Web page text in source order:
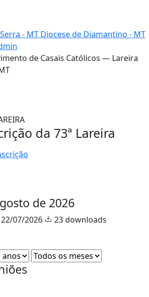
- MT Diocese de Diamantino - MT
da 73ª Lareira
de 2026
22/07/2026
23 downloads